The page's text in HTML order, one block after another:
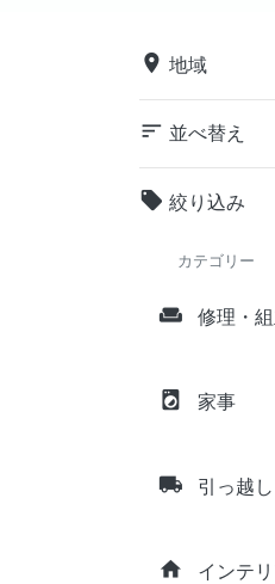
place 地域
sort 並べ替え
local_offer 絞り込み
カテゴリー
weekend 修理・
local_laundry_service 家事
local_shipping 引っ越し
home インテ